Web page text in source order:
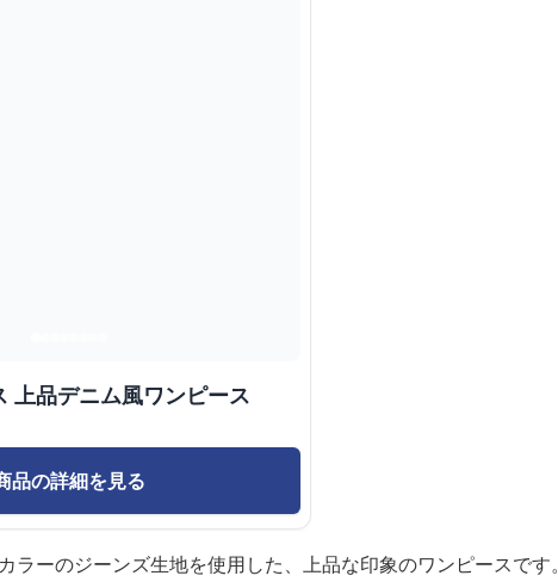
上品デニム風ワンピース
品の詳細を見る
ラーのジーンズ生地を使用した、上品な印象のワンピースです。